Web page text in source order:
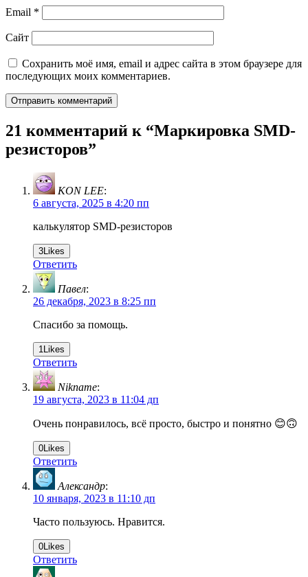
Email *
Сайт
Сохранить моё имя, email и адрес сайта в этом браузере для
последующих моих комментариев.
21 комментарий к “Маркировка SMD-
резисторов”
KON LEE:
6 августа, 2025 в 4:20 пп
калькулятор SMD-резисторов
3Likes
Ответить
Павел:
26 декабря, 2023 в 8:25 пп
Спасибо за помощь.
1 Likes
Ответить
Nikname:
19 августа, 2023 в 11:04 дп
Очень понравилось, всё просто, быстро и понятно 😊🙃
0Likes
Ответить
Александр:
10 января, 2023 в 11:10 дп
Часто пользуюсь. Нравится.
0Likes
Ответить